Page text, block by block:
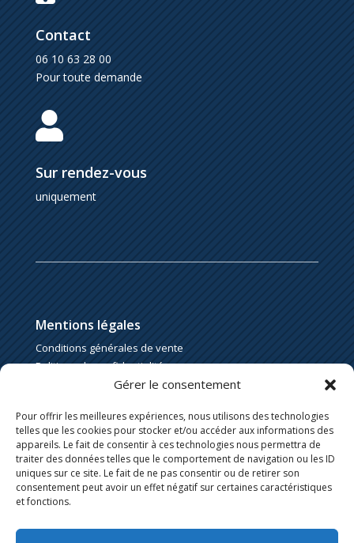
Gérer le consentement
Pour offrir les meilleures expériences, nous utilisons des technologies
telles que les cookies pour stocker et/ou accéder aux informations des
appareils. Le fait de consentir à ces technologies nous permettra de
traiter des données telles que le comportement de navigation ou les ID
uniques sur ce site. Le fait de ne pas consentir ou de retirer son
consentement peut avoir un effet négatif sur certaines caractéristiques
et fonctions.
Contact
06 10 63 28 00
Pour toute demande

Sur rendez-vous
uniquement
Mentions légales
Conditions générales de vente
Politique de confidentialité
Politique de cookies